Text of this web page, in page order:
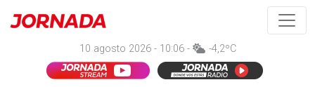
10 agosto 2026 - 10:06 - -4,2ºC